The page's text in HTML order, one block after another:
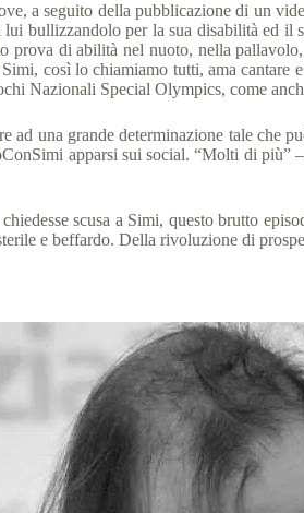
a seguito della pubblicazione di un
bullizzandolo per la sua disabilità ed il
di abilità nel nuoto, nella
così lo chiamiamo tutti, ama
Nazionali Special Olympics, come
una grande determinazione tale che
apparsi sui social. “Molti di
scusa a Simi, questo brutto
e beffardo. Della rivoluzione di